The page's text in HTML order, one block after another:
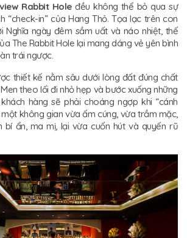
Rabbit Holeđều không thể bỏ qua sự
“check-in” của Hang Thỏ. Tọa lạc trên con
Nghĩa ngày đêm sầm uất và náo nhiệt, thế
The Rabbit Hole lại mang dáng vẻ yên bình
trái ngược.
thiết kế nằm sâu dưới lòng đất đúng chất
Men theo lối đi nhỏ hẹp và bước xuống những
hàng sẽ phải choáng ngợp khi “cánh
không gian vừa ấm cúng, vừa trầm mặc,
bí ẩn, ma mị, lại vừa cuốn hút và quyến rũ